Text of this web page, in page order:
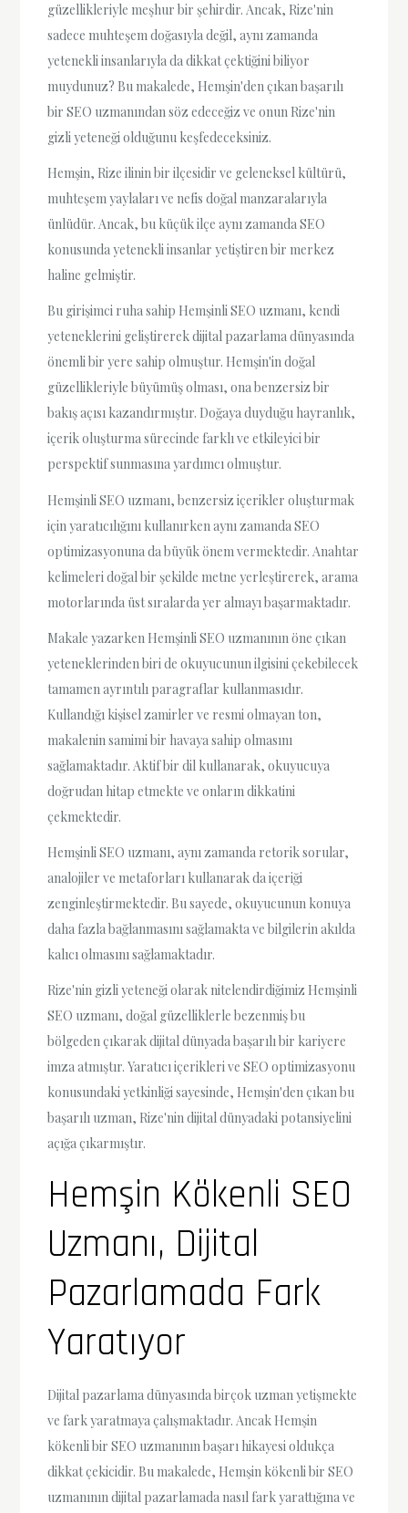
güzellikleriyle meşhur bir şehirdir. Ancak, Rize'nin
sadece muhteşem doğasıyla değil, aynı zamanda
yetenekli insanlarıyla da dikkat çektiğini biliyor
muydunuz? Bu makalede, Hemşin'den çıkan başarılı
bir SEO uzmanından söz edeceğiz ve onun Rize'nin
gizli yeteneği olduğunu keşfedeceksiniz.
Hemşin, Rize ilinin bir ilçesidir ve geleneksel kültürü,
muhteşem yaylaları ve nefis doğal manzaralarıyla
ünlüdür. Ancak, bu küçük ilçe aynı zamanda SEO
konusunda yetenekli insanlar yetiştiren bir merkez
haline gelmiştir.
Bu girişimci ruha sahip Hemşinli SEO uzmanı, kendi
yeteneklerini geliştirerek dijital pazarlama dünyasında
önemli bir yere sahip olmuştur. Hemşin'in doğal
güzellikleriyle büyümüş olması, ona benzersiz bir
bakış açısı kazandırmıştır. Doğaya duyduğu hayranlık,
içerik oluşturma sürecinde farklı ve etkileyici bir
perspektif sunmasına yardımcı olmuştur.
Hemşinli SEO uzmanı, benzersiz içerikler oluşturmak
için yaratıcılığını kullanırken aynı zamanda SEO
optimizasyonuna da büyük önem vermektedir. Anahtar
kelimeleri doğal bir şekilde metne yerleştirerek, arama
motorlarında üst sıralarda yer almayı başarmaktadır.
Makale yazarken Hemşinli SEO uzmanının öne çıkan
yeteneklerinden biri de okuyucunun ilgisini çekebilecek
tamamen ayrıntılı paragraflar kullanmasıdır.
Kullandığı kişisel zamirler ve resmi olmayan ton,
makalenin samimi bir havaya sahip olmasını
sağlamaktadır. Aktif bir dil kullanarak, okuyucuya
doğrudan hitap etmekte ve onların dikkatini
çekmektedir.
Hemşinli SEO uzmanı, aynı zamanda retorik sorular,
analojiler ve metaforları kullanarak da içeriği
zenginleştirmektedir. Bu sayede, okuyucunun konuya
daha fazla bağlanmasını sağlamakta ve bilgilerin akılda
kalıcı olmasını sağlamaktadır.
Rize'nin gizli yeteneği olarak nitelendirdiğimiz Hemşinli
SEO uzmanı, doğal güzelliklerle bezenmiş bu
bölgeden çıkarak dijital dünyada başarılı bir kariyere
imza atmıştır. Yaratıcı içerikleri ve SEO optimizasyonu
konusundaki yetkinliği sayesinde, Hemşin'den çıkan bu
başarılı uzman, Rize'nin dijital dünyadaki potansiyelini
açığa çıkarmıştır.
Hemşin Kökenli SEO
Uzmanı, Dijital
Pazarlamada Fark
Yaratıyor
Dijital pazarlama dünyasında birçok uzman yetişmekte
ve fark yaratmaya çalışmaktadır. Ancak Hemşin
kökenli bir SEO uzmanının başarı hikayesi oldukça
dikkat çekicidir. Bu makalede, Hemşin kökenli bir SEO
uzmanının dijital pazarlamada nasıl fark yarattığına ve